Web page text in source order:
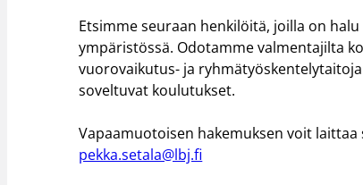
Etsimme seuraan henkilöitä, joilla on
ympäristössä. Odotamme valmentajilta
vuorovaikutus- ja
soveltuvat koulutukset.
Vapaamuotoisen hakemuksen voit laittaa
pekka.setala@lbj.fi